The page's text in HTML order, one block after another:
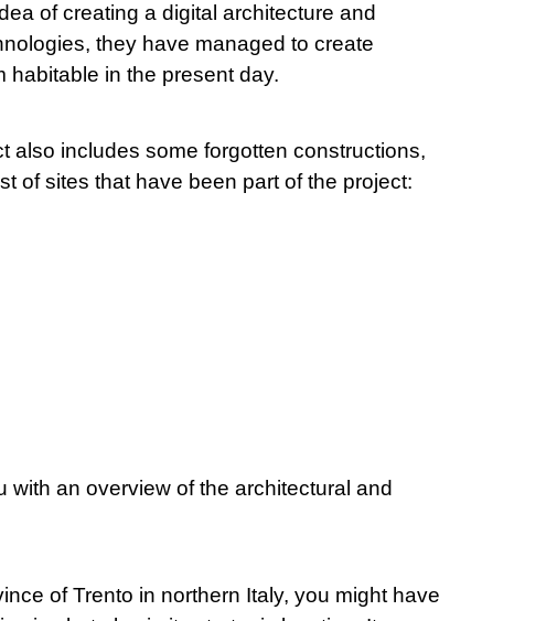
of creating a digital architecture and
they have managed to create
in the present day.
also includes some forgotten constructions,
of sites that have been part of the project:
with an overview of the architectural and
of Trento in northern Italy, you might have